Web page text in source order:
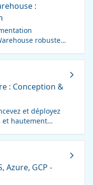
:
robustes
: Conception &
et déployez
et hautement
Azure, GCP -